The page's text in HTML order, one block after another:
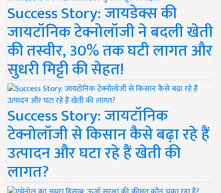
Success Story: जायडेक्स की
जायटॉनिक टेक्नोलॉजी ने बदली खेती
की तस्वीर, 30% तक घटी लागत और
सुधरी मिट्टी की सेहत!
Success Story: जायटॉनिक
टेक्नोलॉजी से किसान कैसे बढ़ा रहे हैं
उत्पादन और घटा रहे हैं खेती की
लागत?